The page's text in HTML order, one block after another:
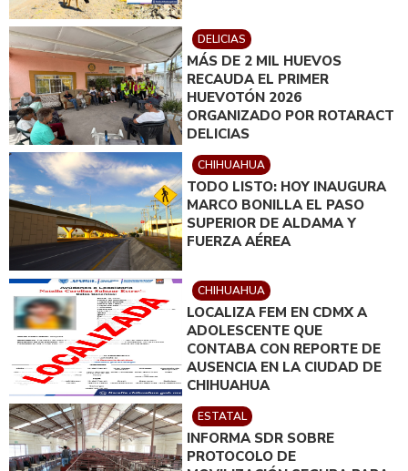
DELICIAS
MÁS DE 2 MIL HUEVOS
RECAUDA EL PRIMER
HUEVOTÓN 2026
ORGANIZADO POR ROTARACT
DELICIAS
CHIHUAHUA
TODO LISTO: HOY INAUGURA
MARCO BONILLA EL PASO
SUPERIOR DE ALDAMA Y
FUERZA AÉREA
CHIHUAHUA
LOCALIZA FEM EN CDMX A
ADOLESCENTE QUE
CONTABA CON REPORTE DE
AUSENCIA EN LA CIUDAD DE
CHIHUAHUA
ESTATAL
INFORMA SDR SOBRE
PROTOCOLO DE